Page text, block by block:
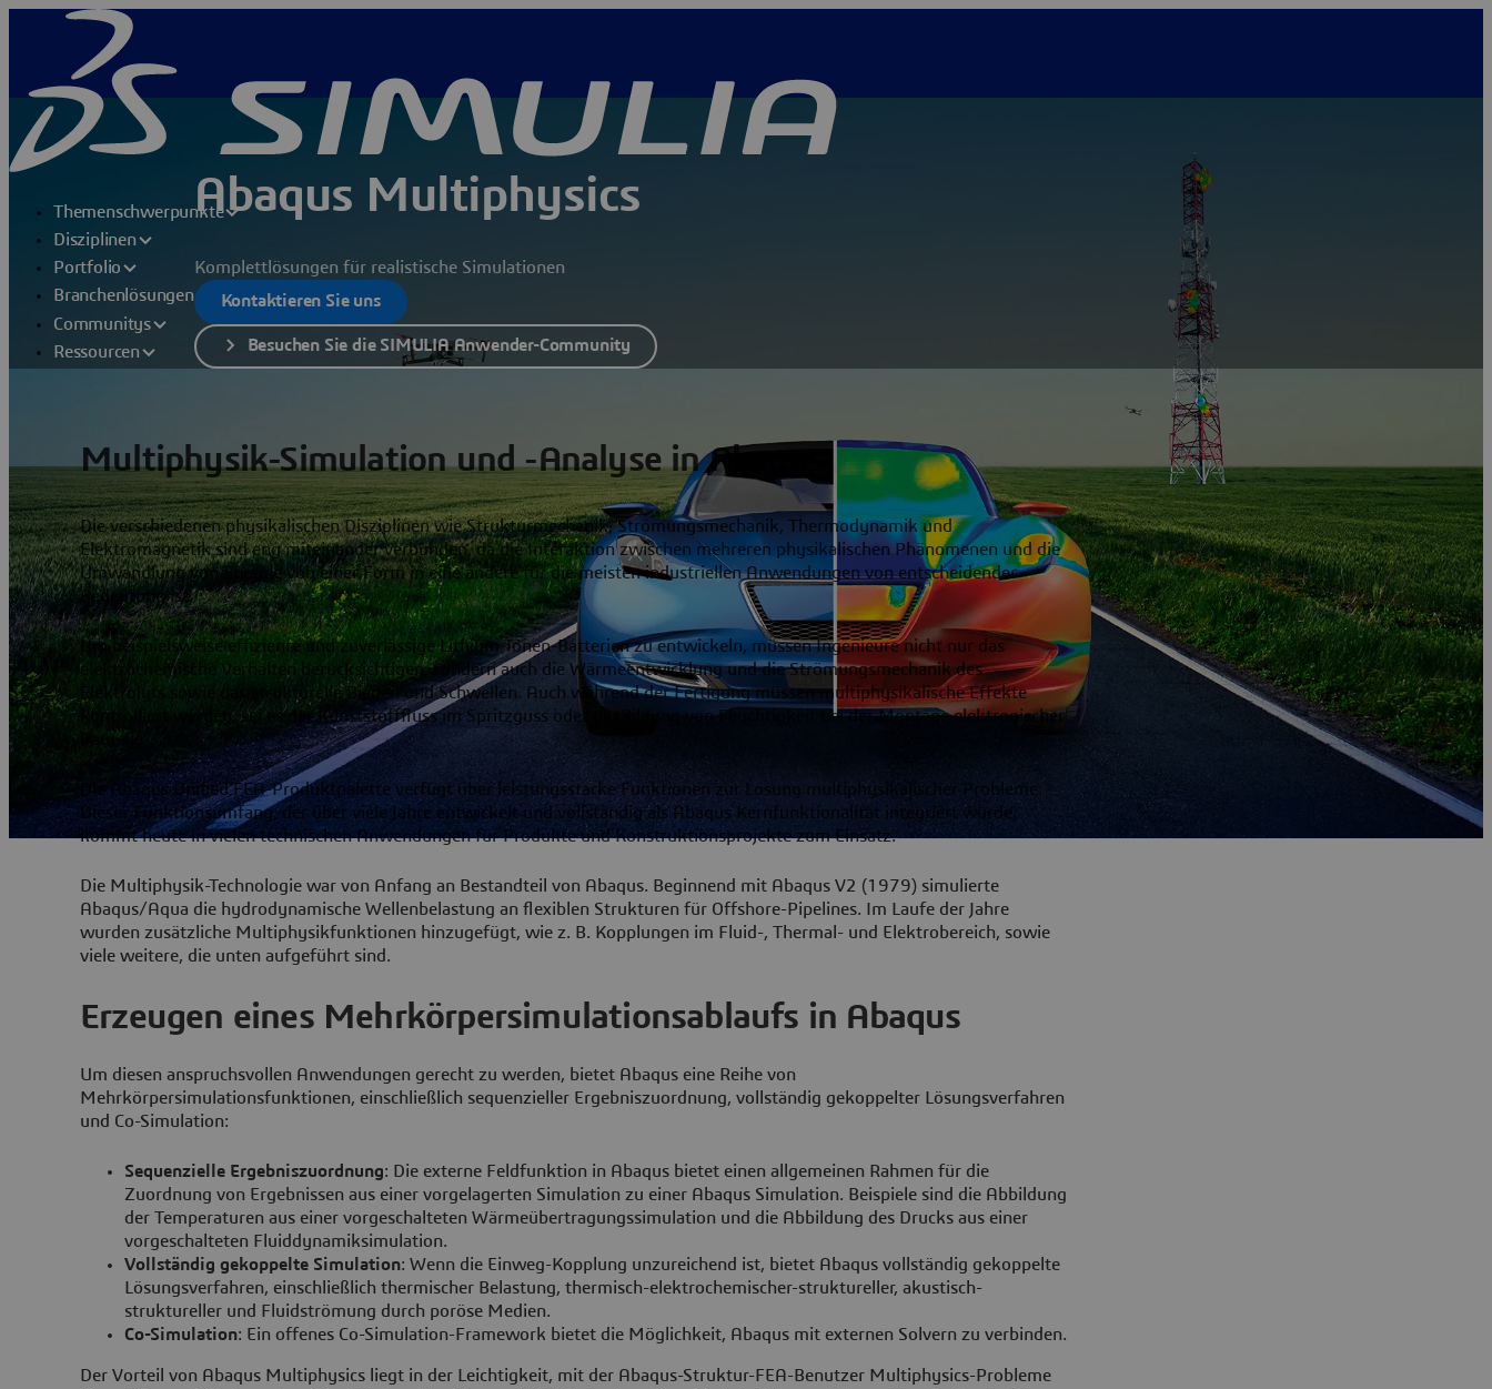
Themenschwerpunkte
Disziplinen
Portfolio
Branchenlösungen
Communitys
Ressourcen
Abaqus Multiphysics
Komplettlösungen für realistische Simulationen
Kontaktieren Sie uns
Besuchen Sie die SIMULIA Anwender-Community
Multiphysik-Simulation und -Analyse in Abaqus
Die verschiedenen physikalischen Disziplinen wie Strukturmechanik, Strömungsmechanik, Thermodynamik und
Elektromagnetik sind eng miteinander verbunden, da die Interaktion zwischen mehreren physikalischen Phänomenen und die
Umwandlung von Energie von einer Form in eine andere für die meisten industriellen Anwendungen von entscheidender
Bedeutung ist.
Um beispielsweise effiziente und zuverlässige Lithium-Ionen-Batterien zu entwickeln, müssen Ingenieure nicht nur das
elektrochemische Verhalten berücksichtigen, sondern auch die Wärmeentwicklung und die Strömungsmechanik des
Elektrolyts sowie das strukturelle Biegen und Schwellen. Auch während der Fertigung müssen multiphysikalische Effekte
kontrolliert werden, sei es der Kunststofffluss im Spritzguss oder die Bildung von Feuchtigkeit bei der Montage elektronischer
Bauteile.
Die Abaqus Unified FEA-Produktpalette verfügt über leistungsstarke Funktionen zur Lösung multiphysikalischer Probleme.
Dieser Funktionsumfang, der über viele Jahre entwickelt und vollständig als Abaqus Kernfunktionalität integriert wurde,
kommt heute in vielen technischen Anwendungen für Produkte und Konstruktionsprojekte zum Einsatz.
Die Multiphysik-Technologie war von Anfang an Bestandteil von Abaqus. Beginnend mit Abaqus V2 (1979) simulierte
Abaqus/Aqua die hydrodynamische Wellenbelastung an flexiblen Strukturen für Offshore-Pipelines. Im Laufe der Jahre
wurden zusätzliche Multiphysikfunktionen hinzugefügt, wie z. B. Kopplungen im Fluid-, Thermal- und Elektrobereich, sowie
viele weitere, die unten aufgeführt sind.
Erzeugen eines Mehrkörpersimulationsablaufs in Abaqus
Um diesen anspruchsvollen Anwendungen gerecht zu werden, bietet Abaqus eine Reihe von
Mehrkörpersimulationsfunktionen, einschließlich sequenzieller Ergebniszuordnung, vollständig gekoppelter Lösungsverfahren
und Co-Simulation:
Sequenzielle Ergebniszuordnung: Die externe Feldfunktion in Abaqus bietet einen allgemeinen Rahmen für die
Zuordnung von Ergebnissen aus einer vorgelagerten Simulation zu einer Abaqus Simulation. Beispiele sind die Abbildung
der Temperaturen aus einer vorgeschalteten Wärmeübertragungssimulation und die Abbildung des Drucks aus einer
vorgeschalteten Fluiddynamiksimulation.
Vollständig gekoppelte Simulation: Wenn die Einweg-Kopplung unzureichend ist, bietet Abaqus vollständig gekoppelte
Lösungsverfahren, einschließlich thermischer Belastung, thermisch-elektrochemischer-struktureller, akustisch-
struktureller und Fluidströmung durch poröse Medien.
Co-Simulation: Ein offenes Co-Simulation-Framework bietet die Möglichkeit, Abaqus mit externen Solvern zu verbinden.
Der Vorteil von Abaqus Multiphysics liegt in der Leichtigkeit, mit der Abaqus-Struktur-FEA-Benutzer Multiphysics-Probleme